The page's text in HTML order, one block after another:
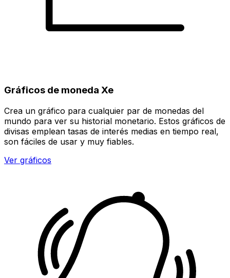
Gráficos de moneda Xe
Crea un gráfico para cualquier par de monedas del
mundo para ver su historial monetario. Estos gráficos de
divisas emplean tasas de interés medias en tiempo real,
son fáciles de usar y muy fiables.
Ver gráficos